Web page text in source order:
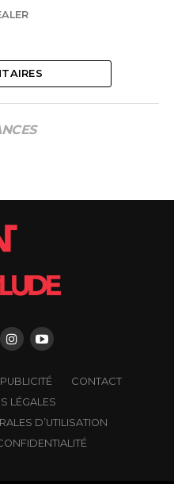
PUBLICITÉ
CONTACT
LÉGALES
D’UTILISATION